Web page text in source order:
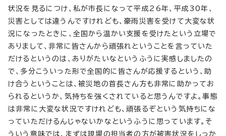
状況を見るにつけ、私が市長になって平成26年、平成30年、
災害としては違うんですけれども、豪雨災害を受けて大変な状
況になったときに、全国から温かい支援を受けたという立場で
ありまして、非常に皆さんから頑張れということを言っていた
だけるというのは、ありがたいなというふうに実感しましたの
で、多分こういった形で全国的に皆さんが応援するという、助
け合うということは、被災地の首長さん方も非常に助かってお
られるというか、気持ちを強くされていると思うんですよ。事態
は非常に大変な状況ですけれども、頑張るぞという気持ちにな
っていただけるんじゃないかなというふうに思っています。そ
ういう意味では、まずは現場の担当者の方が被害状況をしっか